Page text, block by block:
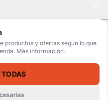
productos y ofertas según lo que
Más información.
ZAPATILLAS URBANAS UNDER ARMOUR ESSENTIAL MUJER 3028409-001
/ Datos protegidos
2026
Tarjetas